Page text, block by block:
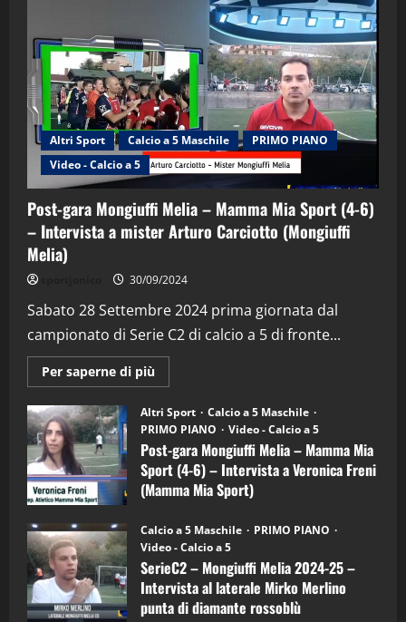
Altri Sport Calcio a 5 Maschile
PRIMO PIANO
Video - Calcio a 5
Post-gara Mongiuffi Melia – Mamma Mia Sport (4-6)
– Intervista a mister Arturo Carciotto (Mongiuffi
Melia)
30/09/2024
Sabato 28 Settembre 2024 prima giornata dal
campionato di Serie C2 di calcio a 5 di fronte...
Per saperne di più
informazioni
Post-
gara
Mongiuffi
Melia
–
Mamma
Mia
Sport
6)
–
Intervista
a
mister
Arturo
Carciotto
(Mongiuffi
Altri Sport
Calcio a 5 Maschile
PRIMO PIANO
Video - Calcio a 5
Post-gara Mongiuffi Melia – Mamma Mia
Sport (4-6) – Intervista a Veronica Freni
(Mamma Mia Sport)
Calcio a 5 Maschile
PRIMO PIANO
Video - Calcio a 5
SerieC2 – Mongiuffi Melia 2024-25 –
Intervista al laterale Mirko Merlino
punta di diamante rossoblù
2
“SportEmpire” in Podcast: 29^ Puntata
(Martedi 28 Aprile 2026)
28/04/2026
3
"SportEmpire" in Podcast
“SportEmpire” in Podcast: 28^ Puntata
(Martedi 21 Aprile 2026)
21/04/2026
4
“SportEmpire” in Podcast: 27^ Puntata
(Martedi 14 Aprile 2026)
15/04/2026